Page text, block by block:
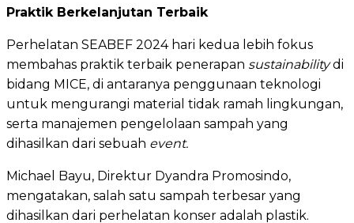
Praktik Berkelanjutan Terbaik
Perhelatan SEABEF 2024 hari kedua lebih fokus
membahas praktik terbaik penerapan sustainabilitydi
bidang MICE, di antaranya penggunaan teknologi
untuk mengurangi material tidak ramah lingkungan,
serta manajemen pengelolaan sampah yang
dihasilkan dari sebuah event.
Michael Bayu, Direktur Dyandra Promosindo,
mengatakan, salah satu sampah terbesar yang
dihasilkan dari perhelatan konser adalah plastik.